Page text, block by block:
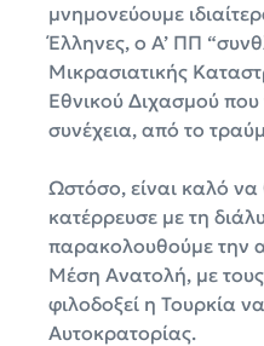
μνημονεύουμε
Έλληνες, ο Α’ ΠΠ
Μικρασιατικής
Εθνικού Διχασμού
συνέχεια, από το
Ωστόσο, είναι καλό
κατέρρευσε με τη
παρακολουθούμε την
Μέση Ανατολή, με
φιλοδοξεί η Τουρκία
Αυτοκρατορίας.